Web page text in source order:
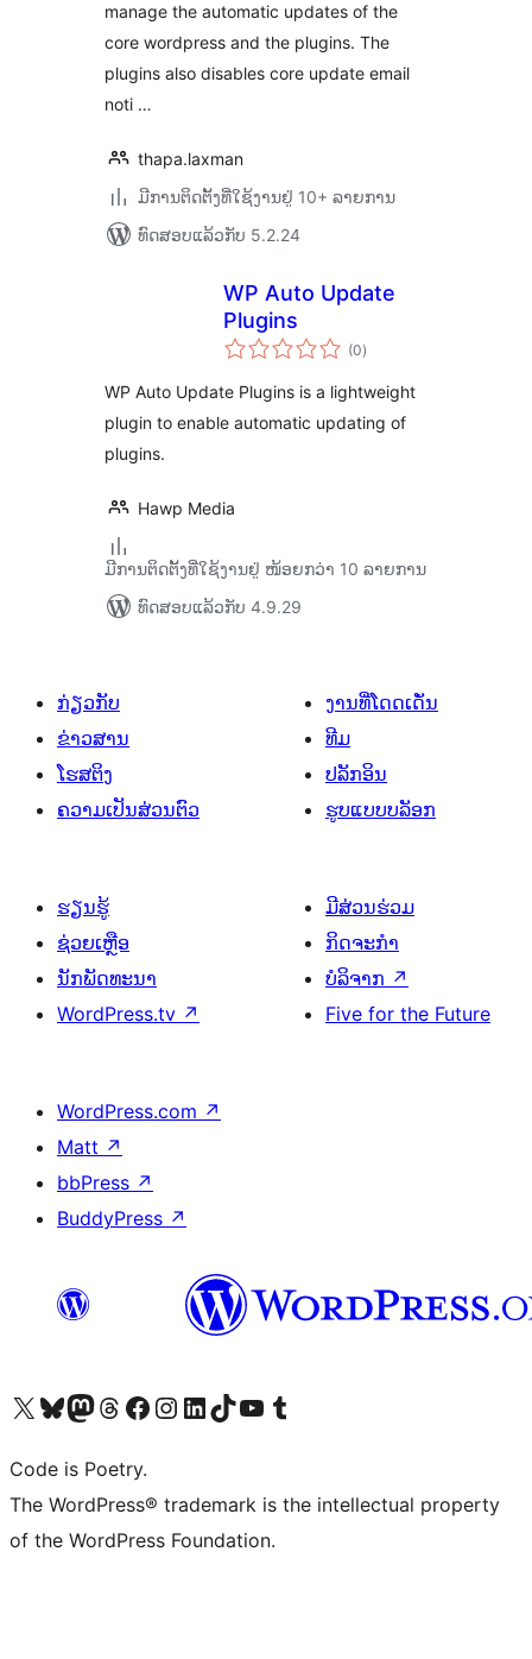
manage the automatic updates of the
core wordpress and the plugins. The
plugins also disables core update email
noti …
thapa.laxman
ມີການຕິດຕັ້ງທີ່ໃຊ້ງານຢູ່ 10+ ລາຍການ
ທົດສອບແລ້ວກັບ 5.2.24
WP Auto Update
Plugins
(0ຄະແນນ
ທັງໝົດ
)
WP Auto Update Plugins is a lightweight
plugin to enable automatic updating of
plugins.
Hawp Media
ມີການຕິດຕັ້ງທີ່ໃຊ້ງານຢູ່ ໜ້ອຍກວ່າ 10 ລາຍການ
ທົດສອບແລ້ວກັບ 4.9.29
ກ່ຽວກັບ
ຂ່າວສານ
ໂຮສຕິງ
ຄວາມເປັນສ່ວນຕົວ
ງານທີ່ໂດດເດັ່ນ
ທີມ
ປລັກອິນ
ຮູບແບບບລັອກ
ຮຽນຮູ້
ຊ່ວຍເຫຼືອ
ນັກພັດທະນາ
WordPress.tv ↗
ມີສ່ວນຮ່ວມ
ກິດຈະກຳ
ບໍລິຈາກ ↗
Five for the Future
WordPress.com ↗
Matt ↗
bbPress ↗
BuddyPress ↗
ຢ້ຽມຊົມບັນຊີ X (ຊື່ເກົ່າ Twitter) ຂອງພວກເຮົາຢ້ຽມຊົມບັນຊີ Bluesky ຂອງພວກເຮົາຢ້ຽມຊົມບັນຊີ Mastodon ຂອງພວກເຮົາຢ້ຽມຊົມບັນຊີ Threads ຂອງພວກເຮົາຢ້ຽມຊົມໜ້າ Facebook ຂອງພວກເຮົາຢ້ຽມຊົມບັນຊີ Instagram ຂອງພວກເຮົາຢ້ຽມຊົມບັນຊີ LinkedIn ຂອງພວກເຮົາຢ້ຽມຊົມບັນຊີ TikTok ຂອງພວກເຮົາຢ້ຽມຊົມຊ່ອງ YouTube ຂອງພວກເຮົາຢ້ຽມຊົມບັນຊີ Tumblr ຂອງພວກເຮົາ
Code is Poetry.
The WordPress® trademark is the intellectual property
of the WordPress Foundation.